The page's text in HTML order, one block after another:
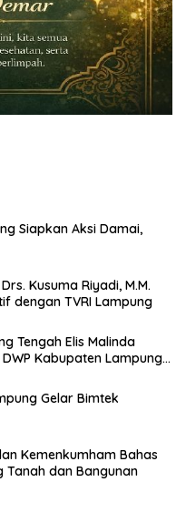
Siapkan Aksi Damai,
Kusuma Riyadi, M.M.
dengan TVRI Lampung
Tengah Elis Malinda
Kabupaten Lampung
Gelar Bimtek
Kemenkumham Bahas
Tanah dan Bangunan